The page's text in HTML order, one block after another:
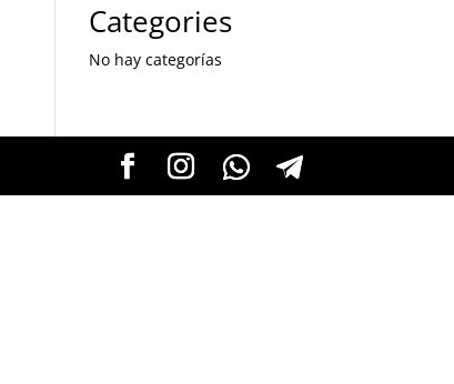
Categories
No hay categorías